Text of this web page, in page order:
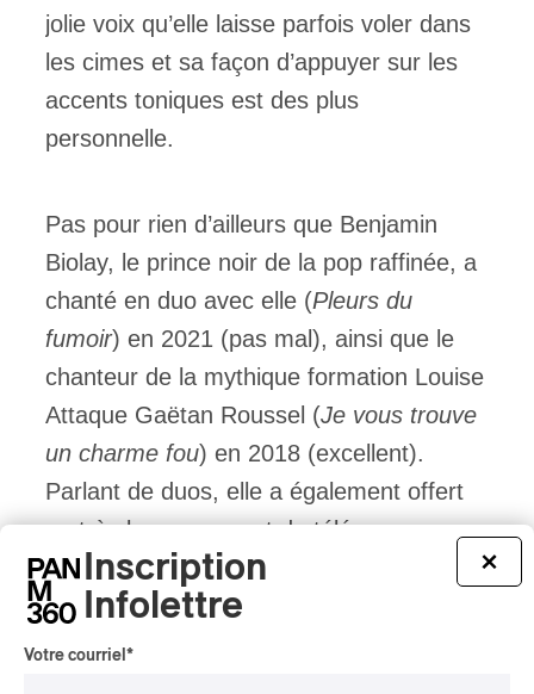
jolie voix qu’elle laisse parfois voler dans
les cimes et sa façon d’appuyer sur les
accents toniques est des plus
personnelle.
Pas pour rien d’ailleurs que Benjamin
Biolay, le prince noir de la pop raffinée, a
chanté en duo avec elle (Pleurs du
fumoir) en 2021 (pas mal), ainsi que le
chanteur de la mythique formation Louise
Attaque Gaëtan Roussel (Je vous trouve
un charme fou) en 2018 (excellent).
Parlant de duos, elle a également offert
un très beau moment de télé en
interprétant avec sa copine Gia Martinelle
le très réussi morceau : « Et même après
je t’aimerai ».
×
Inscription
Infolettre
Votre courriel *